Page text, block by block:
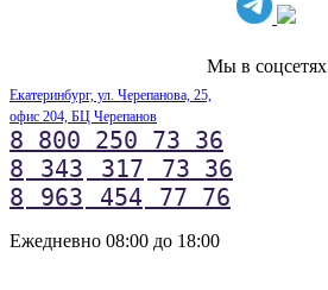
Мы в соцсетях
Екатеринбург, ул. Черепанова, 25,
офис 204, БЦ Черепанов
8 800 250 73 36
8
343 317
73 36
8
963 454 77 76
Ежедневно 08:00 до 18:00